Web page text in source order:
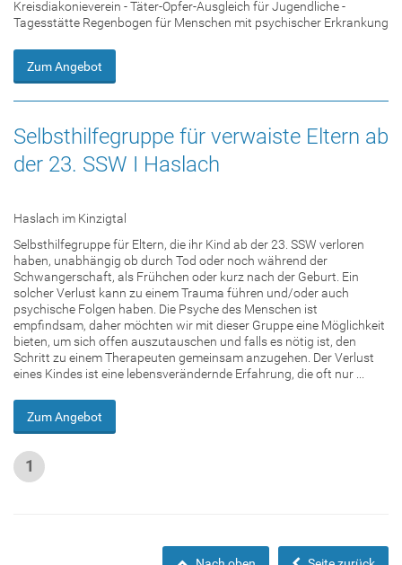
Kreisdiakonieverein - Täter-Opfer-Ausgleich für Jugendliche -
Tagesstätte Regenbogen für Menschen mit psychischer Erkrankung
Zum Angebot
Selbsthilfegruppe für verwaiste Eltern ab
der 23. SSW I Haslach
Haslach im Kinzigtal
Selbsthilfegruppe für Eltern, die ihr Kind ab der 23. SSW verloren
haben, unabhängig ob durch Tod oder noch während der
Schwangerschaft, als Frühchen oder kurz nach der Geburt. Ein
solcher Verlust kann zu einem Trauma führen und/oder auch
psychische Folgen haben. Die Psyche des Menschen ist
empfindsam, daher möchten wir mit dieser Gruppe eine Möglichkeit
bieten, um sich offen auszutauschen und falls es nötig ist, den
Schritt zu einem Therapeuten gemeinsam anzugehen. Der Verlust
eines Kindes ist eine lebensverändernde Erfahrung, die oft nur ...
Zum Angebot
1